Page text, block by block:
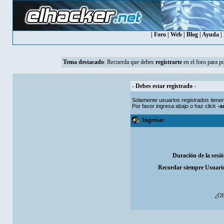
Foro| Web| Blog| Ayuda|
Tema destacado: Recuerda que debes registrarteen el foro para
- Debes estar registrado -
Solamente usuariosregistrados
Por favor ingresa abajo o haz click-
Ingresar
Duración de la
Recordar siempre